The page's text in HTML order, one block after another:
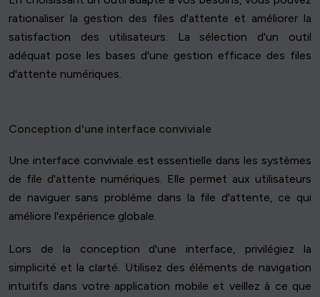
rationaliser la gestion des files d'attente et améliorer la
satisfaction des utilisateurs. La sélection d'un outil
adéquat pose les bases d'une gestion efficace des files
d'attente numériques.
Conception d'une interface conviviale
Une interface conviviale est essentielle dans les systèmes
de file d'attente numériques. Elle permet aux utilisateurs
de naviguer sans problème dans la file d'attente, ce qui
améliore l'expérience globale.
Lors de la conception d'une interface, privilégiez la
simplicité et la clarté. Utilisez des éléments de navigation
intuitifs dans votre application mobile et veillez à ce que